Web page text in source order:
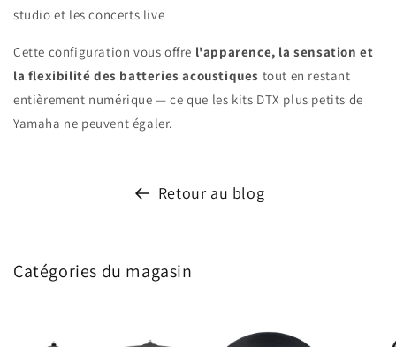
studio et les concerts live
Cette configuration vous offre l'apparence, la sensation et
la flexibilité des batteries acoustiques tout en restant
entièrement numérique — ce que les kits DTX plus petits de
Yamaha ne peuvent égaler.
Retour au blog
Catégories du magasin